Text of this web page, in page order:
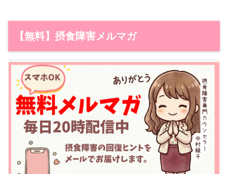
【無料】摂食障害メルマガ